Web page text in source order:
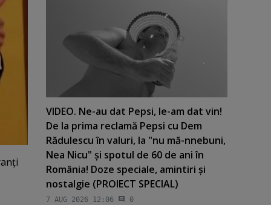
VIDEO. Ne-au dat Pepsi, le-am dat vin!
De la prima reclamă Pepsi cu Dem
Rădulescu în valuri, la "nu mă-nnebuni,
Nea Nicu" şi spotul de 60 de ani în
România! Doze speciale, amintiri şi
nostalgie (PROIECT SPECIAL)
7 AUG 2026 12:06 0